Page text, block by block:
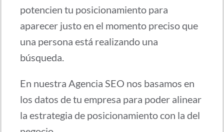
potencien tu posicionamiento para
aparecer justo en el momento preciso que
una persona está realizando una
búsqueda.
En nuestra Agencia SEO nos basamos en
los datos de tu empresa para poder alinear
la estrategia de posicionamiento con la del